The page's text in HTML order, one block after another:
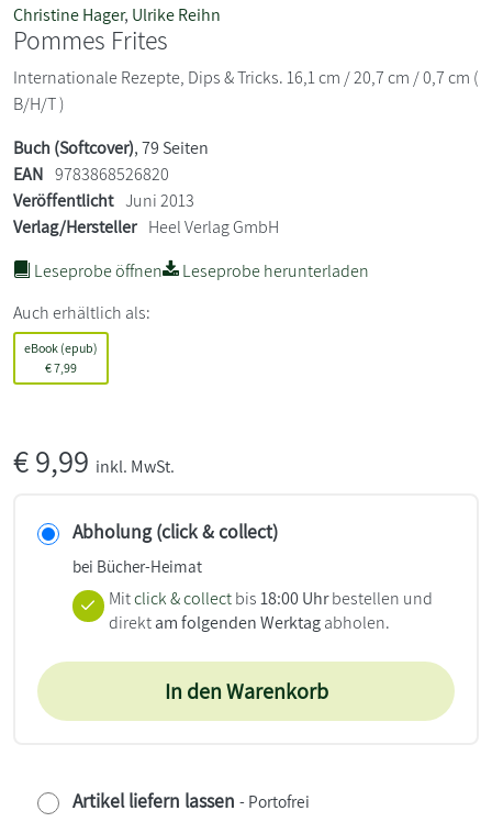
Christine Hager, Ulrike Reihn
Pommes Frites
Internationale Rezepte, Dips & Tricks. 16,1 cm / 20,7 cm / 0,7 cm (
B/H/T )
Buch (Softcover), 79 Seiten
EAN 9783868526820
Veröffentlicht Juni 2013
Verlag/Hersteller Heel Verlag GmbH
Leseprobe öffnen
Leseprobe herunterladen
Auch erhältlich als:
eBook (epub)
€7,99
€9,99 inkl. MwSt.
Abholung (click & collect)
bei Bücher-Heimat
Mitclick & collect bis18:00 Uhrbestellen und
direktam folgenden Werktagabholen.
In den Warenkorb
Artikel liefern lassen - Portofrei